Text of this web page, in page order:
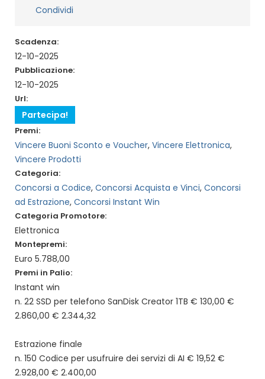
Condividi
Scadenza:
12-10-2025
Pubblicazione:
12-10-2025
Url:
Partecipa!
Premi:
Vincere Buoni Sconto e Voucher, Vincere Elettronica,
Vincere Prodotti
Categoria:
Concorsi a Codice, Concorsi Acquista e Vinci, Concorsi
ad Estrazione, Concorsi Instant Win
Categoria Promotore:
Elettronica
Montepremi:
Euro 5.788,00
Premi in Palio:
Instant win
n. 22 SSD per telefono SanDisk Creator 1TB € 130,00 €
2.860,00 € 2.344,32
Estrazione finale
n. 150 Codice per usufruire dei servizi di AI € 19,52 €
2.928,00 € 2.400,00